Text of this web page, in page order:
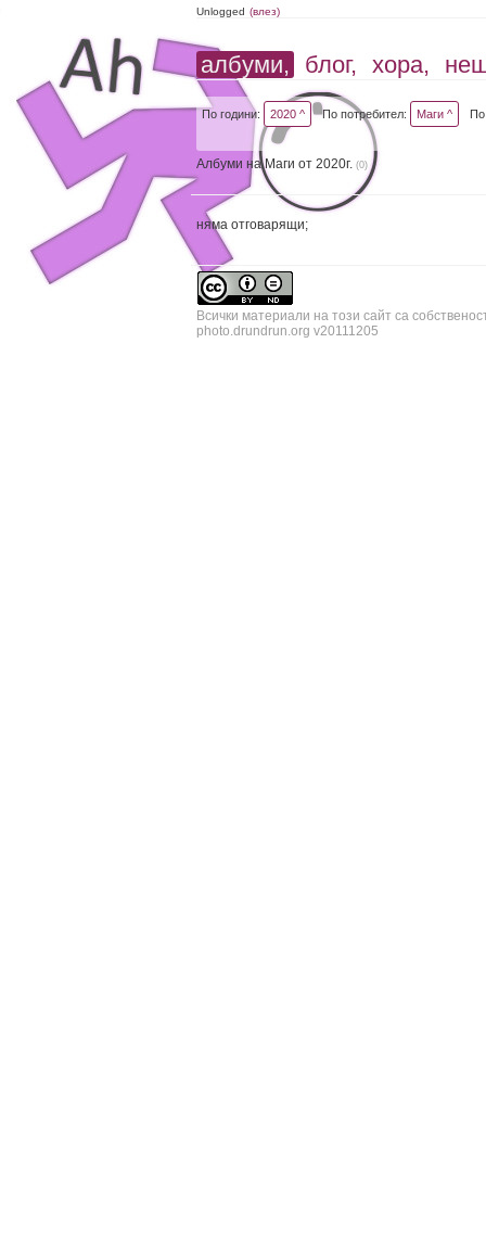
Unlogged (влез)
албуми, блог, хора,
По години: 2020 ^ По потребител: Маги ^
Албуми на Маги от 2020г. (0)
няма отговарящи;
Всички материали на този сайт са
photo.drundrun.org v20111205